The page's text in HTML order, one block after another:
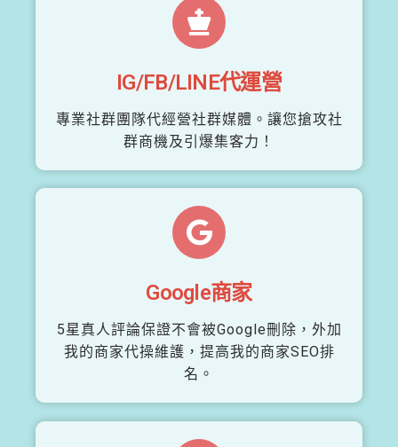
IG/FB/LINE代運營
專業社群團隊代經營社群媒體。讓您搶攻社
群商機及引爆集客力！
Google商家
5星真人評論保證不會被Google刪除，外加
我的商家代操維護，提高我的商家SEO排
名。